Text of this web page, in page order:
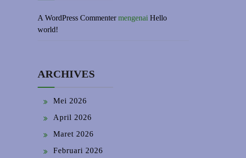
A WordPress Commentermengenai Hello
world!
ARCHIVES
Mei 2026
April 2026
Maret 2026
Februari 2026